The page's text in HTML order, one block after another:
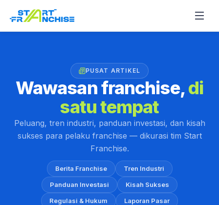
PUSAT ARTIKEL
Wawasan franchise,di
satu tempat
Peluang, tren industri, panduan investasi, dan kisah
sukses para pelaku franchise — dikurasi tim Start
Franchise.
Berita Franchise Tren Industri
Panduan Investasi Kisah Sukses
Regulasi & Hukum Laporan Pasar